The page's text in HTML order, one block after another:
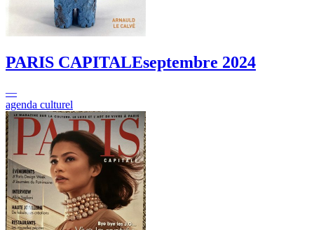
PARIS CAPITALEseptembre 2024
—
agenda culturel